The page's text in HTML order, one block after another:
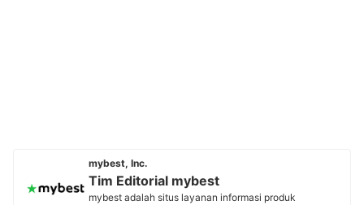
mybest, Inc.
Tim Editorial mybest
mybest adalah situs layanan informasi produk